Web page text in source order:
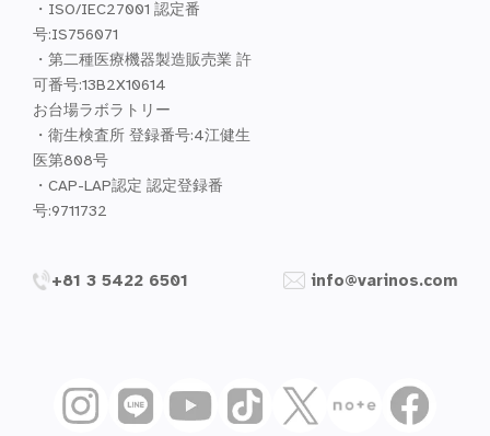
・ISO/IEC27001 認定番
号:IS756071
・第二種医療機器製造販売業 許
可番号:13B2X10614
お台場ラボラトリー
・衛生検査所 登録番号:4江健生
医第808号
・CAP-LAP認定 認定登録番
号:9711732
+81 3 5422 6501 info@varinos.com